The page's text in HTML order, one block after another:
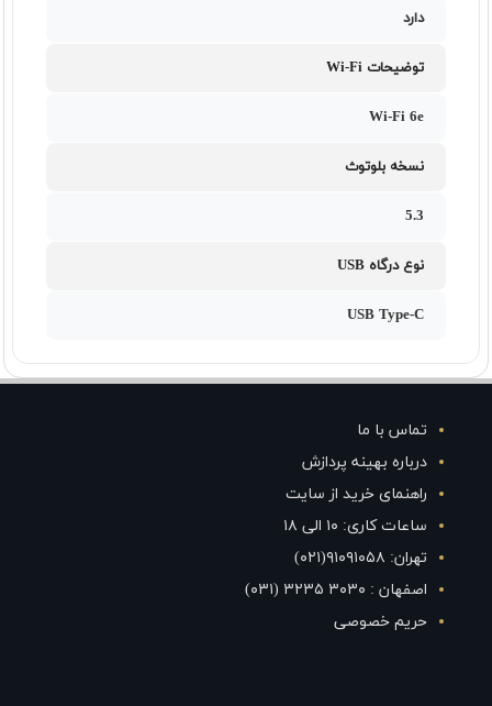
دارد
توضیحات Wi-Fi
Wi-Fi 6e
نسخه بلوتوث
5.3
نوع درگاه USB
USB Type-C
تماس با ما
درباره بهینه پردازش
راهنمای خرید از سایت
ساعات کاری: ۱۰ الی ۱۸
تهران: ۹۱۰۹۱۰۵۸(۰۲۱)
اصفهان : ۳۰۳۰ ۳۲۳۵ (۰۳۱)
حریم خصوصی